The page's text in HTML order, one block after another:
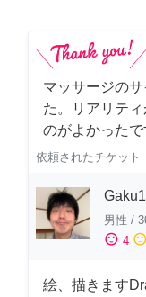
マッサージの
た。リアリテ
のがよかったで
依頼されたチケット
男性 /
sentiment_satisfied 4 sentiment_neutral
絵、描きます